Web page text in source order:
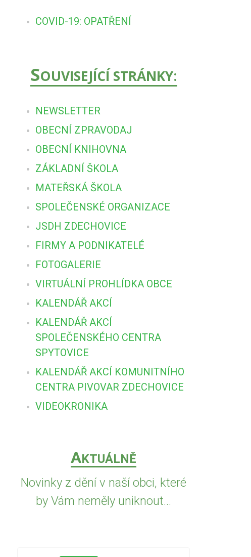
COVID-19: OPATŘENÍ
SOUVISEJÍCÍ STRÁNKY:
NEWSLETTER
OBECNÍ ZPRAVODAJ
OBECNÍ KNIHOVNA
ZÁKLADNÍ ŠKOLA
MATEŘSKÁ ŠKOLA
SPOLEČENSKÉ ORGANIZACE
JSDH ZDECHOVICE
FIRMY A PODNIKATELÉ
FOTOGALERIE
VIRTUÁLNÍ PROHLÍDKA OBCE
KALENDÁŘ AKCÍ
KALENDÁŘ AKCÍ
SPOLEČENSKÉHO CENTRA
SPYTOVICE
KALENDÁŘ AKCÍ KOMUNITNÍHO
CENTRA PIVOVAR ZDECHOVICE
VIDEOKRONIKA
AKTUÁLNĚ
Novinky z dění v naší obci, které
by Vám neměly uniknout...